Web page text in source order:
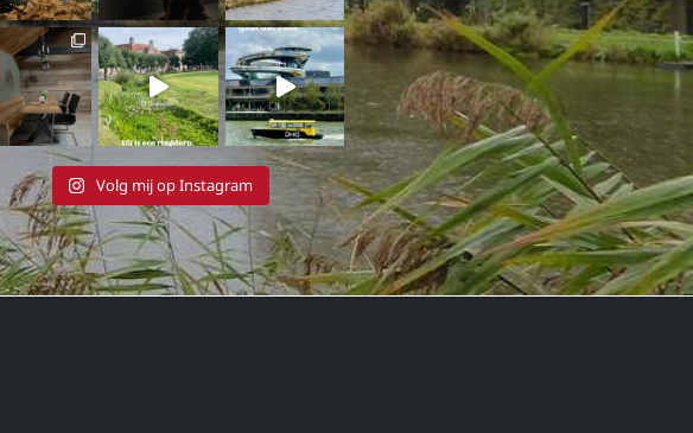
Volg mij op Instagram